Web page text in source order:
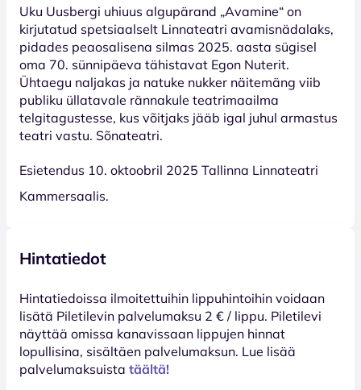
Uku Uusbergi uhiuus algupärand „Avamine“ on
kirjutatud spetsiaalselt Linnateatri avamisnädalaks,
pidades peaosalisena silmas 2025. aasta sügisel
oma 70. sünnipäeva tähistavat Egon Nuterit.
Ühtaegu naljakas ja natuke nukker näitemäng viib
publiku üllatavale rännakule teatrimaailma
telgitagustesse, kus võitjaks jääb igal juhul armastus
teatri vastu. Sõnateatri.
Esietendus 10. oktoobril 2025 Tallinna Linnateatri
Kammersaalis.
Hintatiedot
Hinta­tiedoissa ilmoitettuihin lippuhintoihin voidaan
lisätä Piletilevin palvelumaksu 2 € / lippu. Piletilevi
näyttää omissa kanavissaan lippujen hinnat
lopullisina, sisältäen palvelumaksun. Lue lisää
palvelumaksuista täältä!